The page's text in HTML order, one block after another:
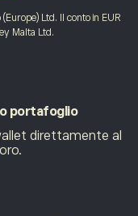
Ltd. Il conto in EUR
Malta Ltd.
portafoglio
direttamente al